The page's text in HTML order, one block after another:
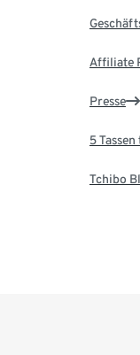
Affiliate
Presse
5
Tchibo